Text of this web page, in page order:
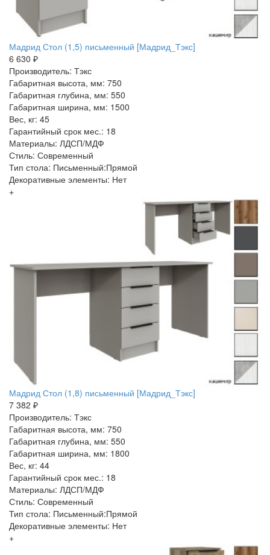
Мадрид Стол (1,5) письменный [Мадрид_Тэкс]
6 630 ₽
Производитель: Тэкс
Габаритная высота, мм: 750
Габаритная глубина, мм: 550
Габаритная ширина, мм: 1500
Вес, кг: 45
Гарантийный срок мес.: 18
Материалы: ЛДСП/МДФ
Стиль: Современный
Тип стола: Письменный:Прямой
Декоративные элементы: Нет
+
Мадрид Стол (1,8) письменный [Мадрид_Тэкс]
7 382 ₽
Производитель: Тэкс
Габаритная высота, мм: 750
Габаритная глубина, мм: 550
Габаритная ширина, мм: 1800
Вес, кг: 44
Гарантийный срок мес.: 18
Материалы: ЛДСП/МДФ
Стиль: Современный
Тип стола: Письменный:Прямой
Декоративные элементы: Нет
+